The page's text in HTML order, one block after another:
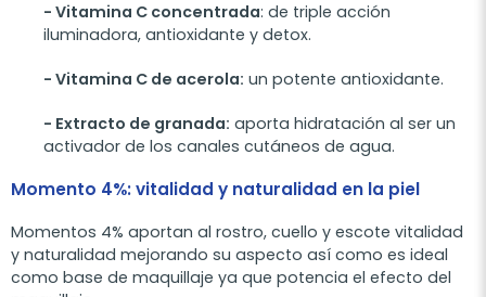
- Vitamina C concentrada: de triple acción
iluminadora, antioxidante y detox.
- Vitamina C de acerola: un potente antioxidante.
- Extracto de granada: aporta hidratación al ser un
activador de los canales cutáneos de agua.
Momento 4%: vitalidad y naturalidad en la piel
Momentos 4% aportan al rostro, cuello y escote vitalidad
y naturalidad mejorando su aspecto así como es ideal
como base de maquillaje ya que potencia el efecto del